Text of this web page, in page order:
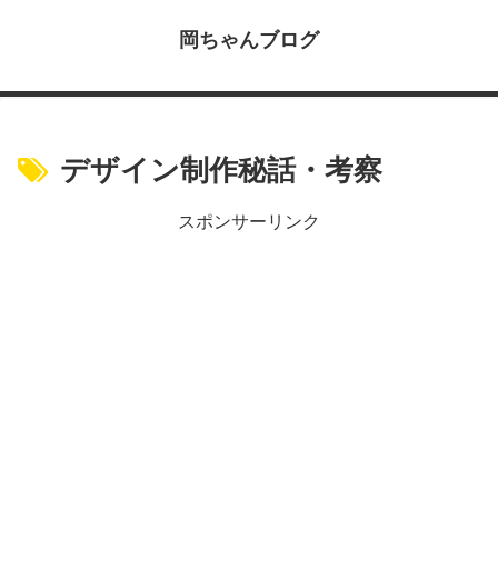
岡ちゃんブログ
デザイン制作秘話・考察
スポンサーリンク